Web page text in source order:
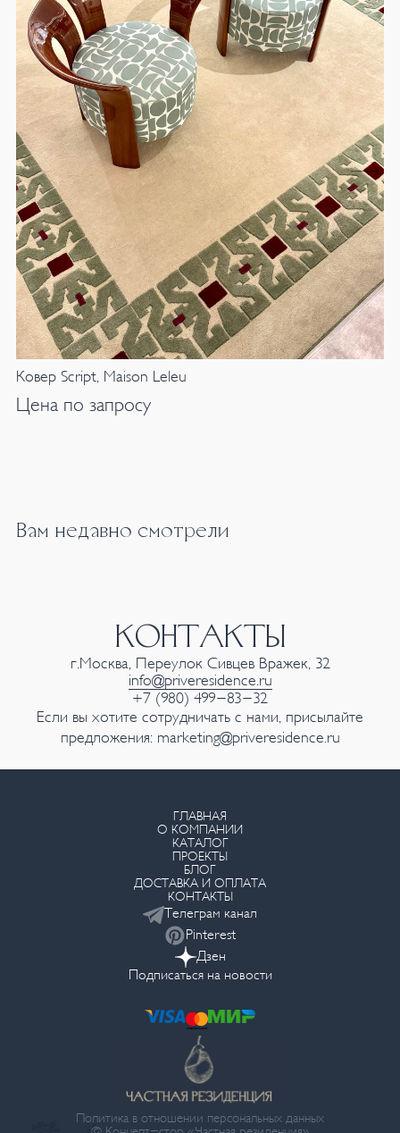
Ковер Script, Maison Leleu
Цена по запросу
Вам недавно смотрели
КОНТАКТЫ
г.Москва, Переулок Сивцев Вражек, 32
info@priveresidence.ru
+7 (980) 499-83-32
Если вы хотите сотрудничать с нами, присылайте
предложения: marketing@priveresidence.ru
ГЛАВНАЯ
О КОМПАНИИ
КАТАЛОГ
ПРОЕКТЫ
БЛОГ
ДОСТАВКА И ОПЛАТА
КОНТАКТЫ
Телеграм канал
Pinterest
Дзен
Подписаться на новости
Политика в отношении персональных данных